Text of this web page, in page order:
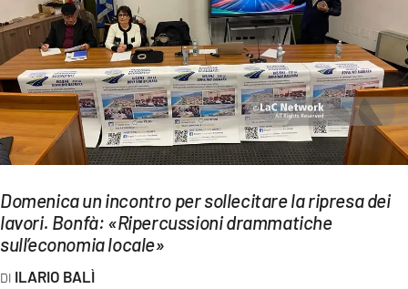
ECONOMIA E LAVORO
EVENTI
SPORT
Streaming
LAC NETWORK
LAC ONAIR
Domenica un incontro per sollecitare la ripresa dei
lavori. Bonfà: «Ripercussioni drammatiche
sull’economia locale»
ILARIO BALÌ